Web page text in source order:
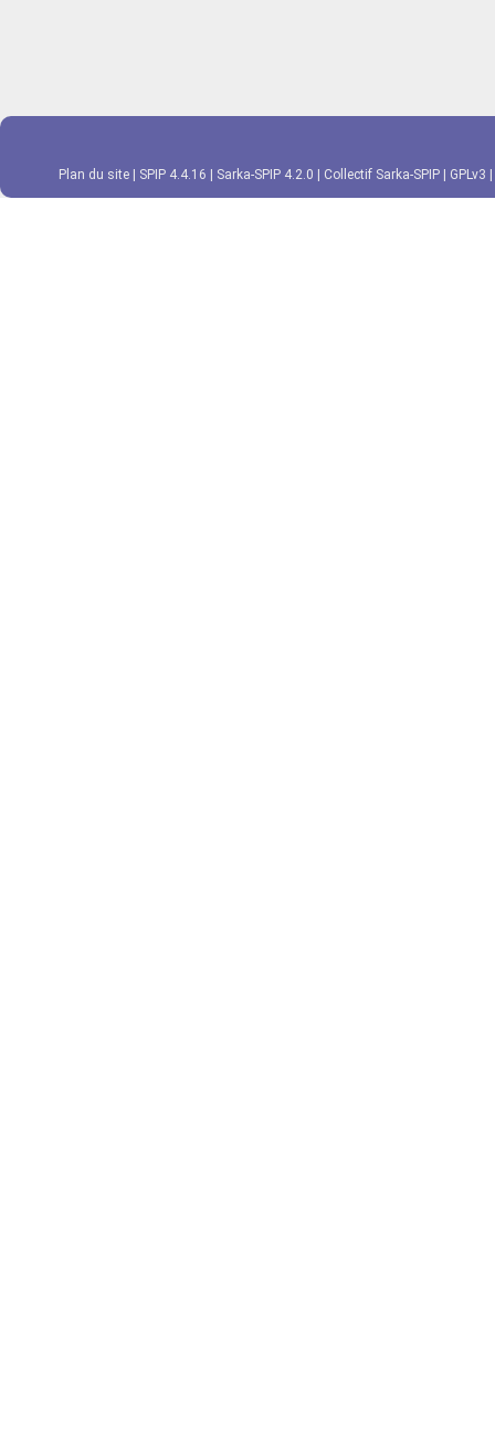
Plan du site SPIP 4.4.16 Sarka-SPIP 4.2.0 Collectif Sarka-SPIP GPLv3